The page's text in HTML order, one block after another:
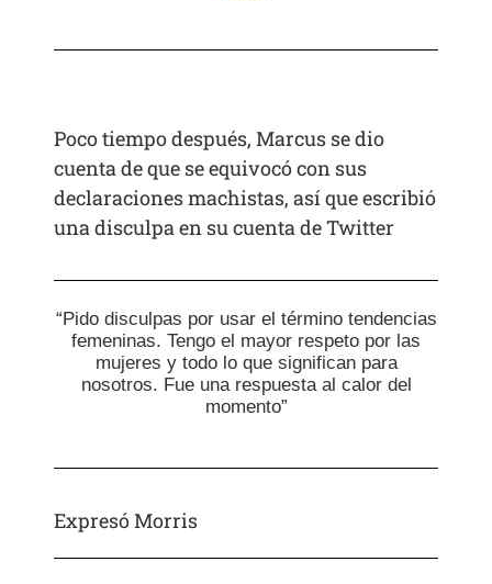
Poco tiempo después, Marcus se dio
cuenta de que se equivocó con sus
declaraciones machistas, así que escribió
una disculpa en su cuenta de Twitter
“Pido disculpas por usar el término tendencias
femeninas. Tengo el mayor respeto por las
mujeres y todo lo que significan para
nosotros. Fue una respuesta al calor del
momento”
Expresó Morris